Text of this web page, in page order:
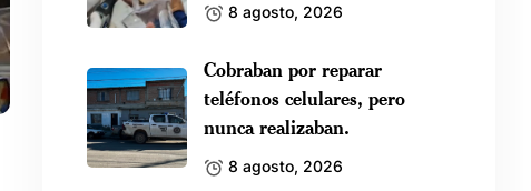
8 agosto, 2026
Cobraban por reparar
teléfonos celulares, pero
nunca realizaban.
8 agosto, 2026